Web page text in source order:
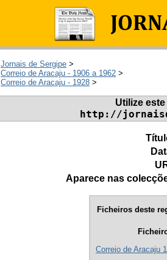
Jornais de Sergipe >
Correio de Aracaju - 1906 a 1962 >
Correio de Aracaju - 1928 >
Utilize
http://
Aparece nas
Ficheiros deste
Correio de Aracaju